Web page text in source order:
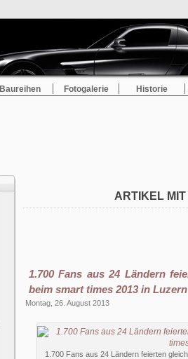
Baureihen Fotogalerie Historie
ARTIKEL MIT
1.700 Fans aus 24 Ländern
beim smart times 2013 in Luzern
Montag, 26. August 2013
1.700 Fans aus 24 Ländern feierten